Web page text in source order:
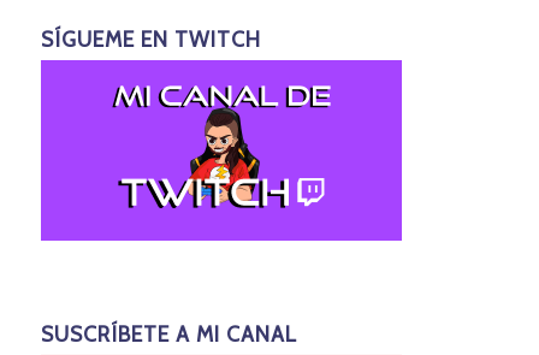
SÍGUEME EN TWITCH
SUSCRÍBETE A MI CANAL